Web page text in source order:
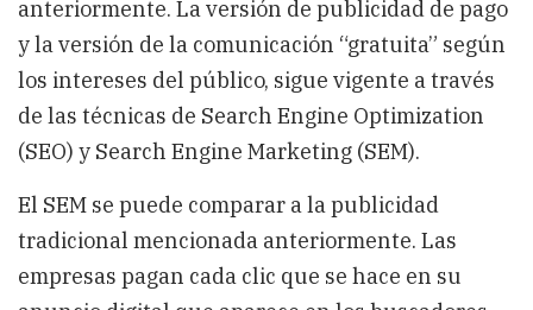
anteriormente. La versión de publicidad de pago
y la versión de la comunicación “gratuita” según
los intereses del público, sigue vigente a través
de las técnicas de Search Engine Optimization
(SEO) y Search Engine Marketing (SEM).
El SEM se puede comparar a la publicidad
tradicional mencionada anteriormente. Las
empresas pagan cada clic que se hace en su